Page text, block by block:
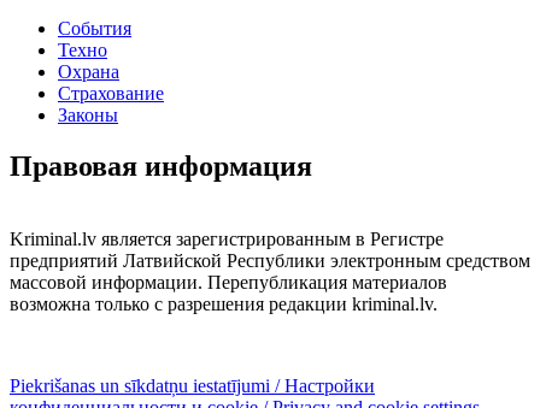
События
Техно
Охрана
Страхование
Законы
Правовая информация
Kriminal.lv является зарегистрированным в Регистре
предприятий Латвийской Республики электронным средством
массовой информации. Перепубликация материалов
возможна только с разрешения редакции kriminal.lv.
Piekrišanas un sīkdatņu iestatījumi / Настройки